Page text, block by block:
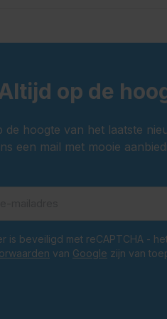
op de
de hoogte van het laatste
een mail met mooie
is beveiligd met reCAPTCHA -
van Google zijn van